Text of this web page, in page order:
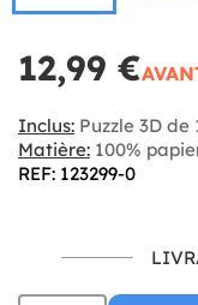
12,99 €
Inclus: Puzzle 3D
Matière: 100%
REF: 123299-0